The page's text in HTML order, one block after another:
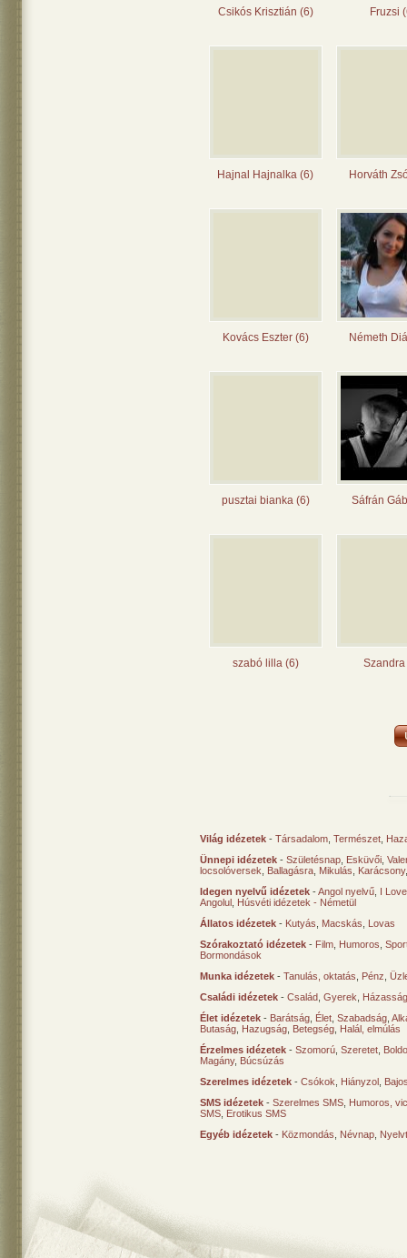
Csikós Krisztián (6) Fruzsi
Hajnal Hajnalka (6) Horváth
Kovács Eszter (6) Németh
pusztai bianka (6) Sáfrán
szabó lilla (6)
Világ idézetek - Társadalom Természet
Ünnepi idézetek - Születésnap Esküvői
locsolóversek
Ballagásra Mikulás Karácsony
Idegen nyelvű idézetek -Angol nyelvű I
Angolul Húsvéti idézetek - Németül
Állatos idézetek - Kutyás Macskás
Lovas
Szórakoztató idézetek - Film Humoros
Bormondások
Munka idézetek - Tanulás, oktatás Pénz
Családi idézetek - Család Gyerek
Élet idézetek - Barátság Élet Szabadság
Butaság Hazugság Betegség Halál, elmúlás
Érzelmes idézetek - Szomorú Szeretet
Magány, Búcsúzás
Szerelmes idézetek - Csókok Hiányzol
SMS idézetek - Szerelmes SMS Humoros,
SMS Erotikus SMS
Egyéb idézetek - Közmondás Névnap